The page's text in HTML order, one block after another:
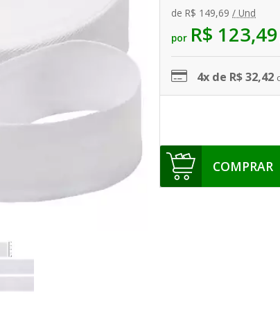
de R$ 149,69 / Und
por R$ 123,49
4x de R$ 32,42
COMPRAR